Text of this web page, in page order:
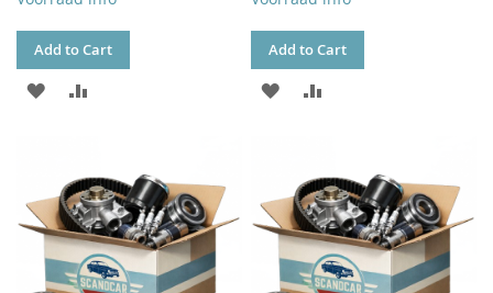
Add to Cart
ADD
LIST
Add to Cart
ADD
LIST